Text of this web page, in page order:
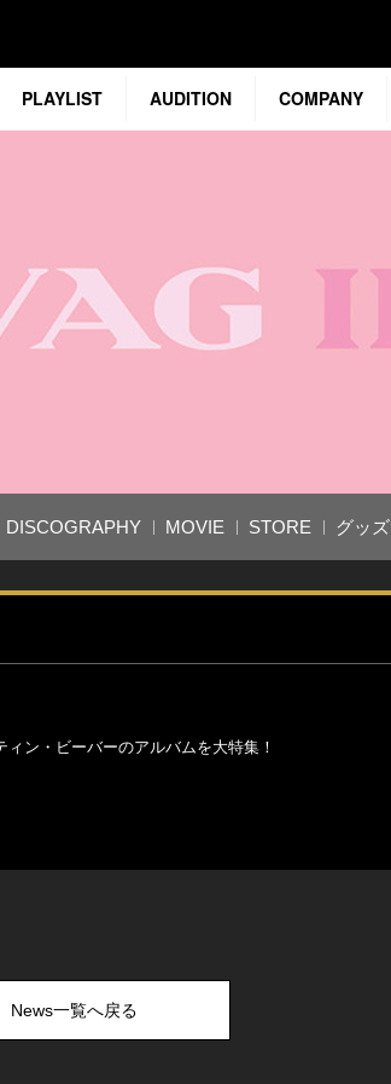
PLAYLIST AUDITION COMPANY
DISCOGRAPHY MOVIE STORE グッズ
ン・ビーバーのアルバムを大特集！
News一覧へ戻る